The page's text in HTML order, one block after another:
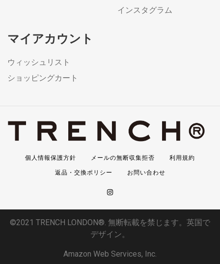
インスタグラム
マイアカウント
ウィッシュリスト
ショッピングカート
個人情報保護方針 メールの無断収集拒否 利用規約
返品・交換ポリシー お問い合わせ
©2021 TRENCH LONDON®. 無断転載を禁じます。英国で
デザイン。
Amazon Web Services, Inc.